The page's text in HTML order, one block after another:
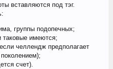
вставляются под тэг.
группы подопечных;
таковые имеются;
челлендж предполагает
счет).